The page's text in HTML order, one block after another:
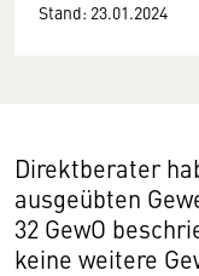
Stand: 23.01.2024
Direktberater
ausgeübten
32 GewO
keine weitere